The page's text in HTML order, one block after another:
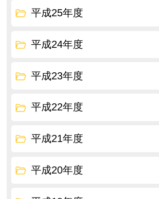
平成25年度
平成24年度
平成23年度
平成22年度
平成21年度
平成20年度